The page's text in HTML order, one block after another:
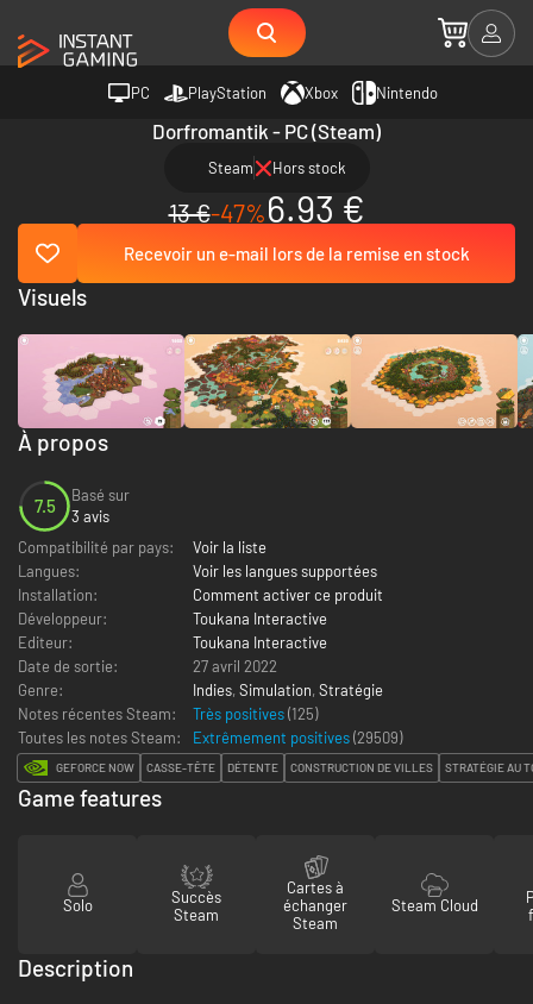
PC PlayStation Xbox Nintendo
Dorfromantik - PC (Steam)
Steam Hors stock
13 €-47%6.93 €
Recevoir un e-mail lors de la remise en stock
À propos
7.5
Basé sur
3 avis
Compatibilité par pays:
Voir la liste
Langues:
Voir les langues supportées
Installation:
Comment activer ce produit
Développeur:
Toukana Interactive
Editeur:
Toukana Interactive
Date de sortie:
27 avril 2022
Genre:
Indies, Simulation, Stratégie
Notes récentes Steam:
Très positives(125)
Toutes les notes Steam:
Extrêmement positives(29509)
GEFORCE NOW CASSE-TÊTE DÉTENTE CONSTRUCTION DE VILLES STRATÉGIE AU
Visuels
Game features
Solo
Succès
Steam
Cartes à
échanger
Steam
Steam Cloud
Description